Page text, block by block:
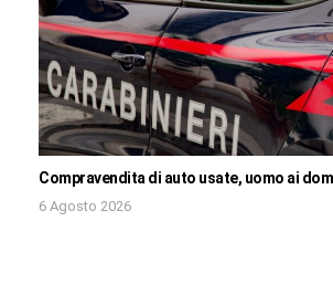
Compravendita di auto usate, uomo ai
6 Agosto 2026